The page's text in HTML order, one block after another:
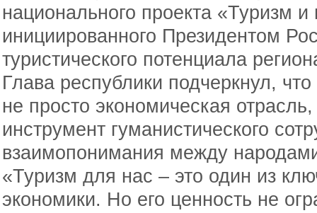
национального проекта «Туризм и
инициированного Президентом
туристического потенциала
Глава республики подчеркнул,
не просто экономическая
инструмент гуманистического
взаимопонимания между
«Туризм для нас – это один из
экономики. Но его ценность не